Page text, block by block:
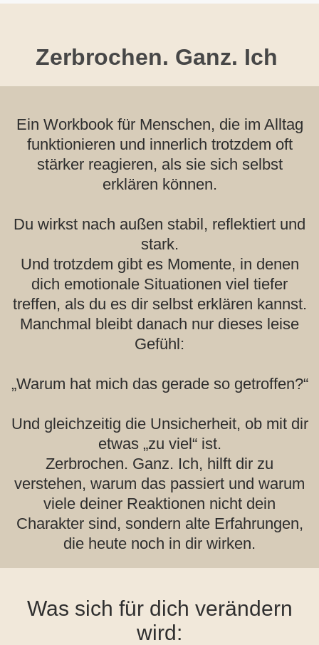
Zerbrochen. Ganz. Ich
Ein Workbook für Menschen, die im Alltag
funktionieren und innerlich trotzdem oft
stärker reagieren, als sie sich selbst
erklären können.
Du wirkst nach außen stabil, reflektiert und
stark.
Und trotzdem gibt es Momente, in denen
dich emotionale Situationen viel tiefer
treffen, als du es dir selbst erklären kannst.
Manchmal bleibt danach nur dieses leise
Gefühl:
„Warum hat mich das gerade so getroffen?“
Und gleichzeitig die Unsicherheit, ob mit dir
etwas „zu viel“ ist.
Zerbrochen. Ganz. Ich, hilft dir zu
verstehen, warum das passiert und warum
viele deiner Reaktionen nicht dein
Charakter sind, sondern alte Erfahrungen,
die heute noch in dir wirken.
Was sich für dich verändern
wird: